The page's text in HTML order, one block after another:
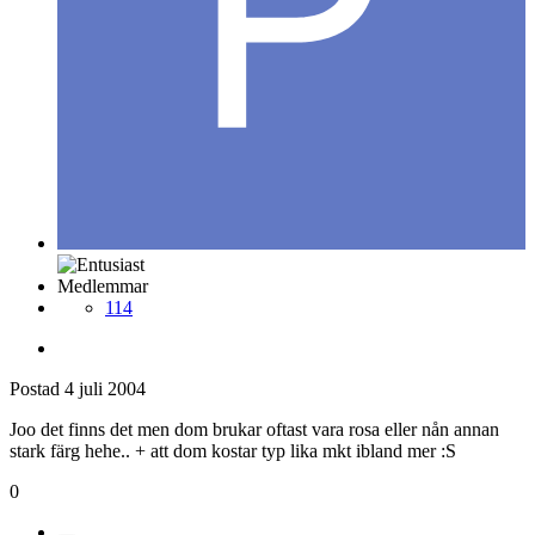
Medlemmar
114
Postad 4 juli 2004
Joo det finns det men dom brukar oftast vara rosa eller nån annan
stark färg hehe.. + att dom kostar typ lika mkt ibland mer :S
0